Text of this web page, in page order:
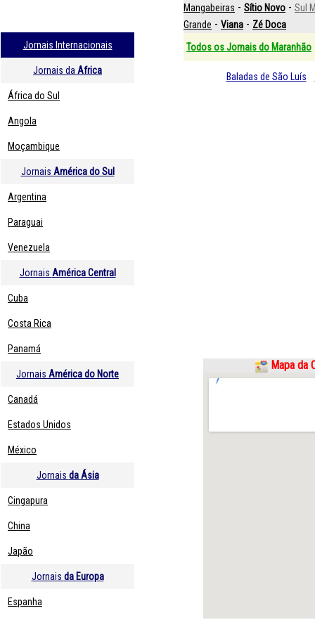
Jornais Internacionais
Jornais da Africa
África do Sul
Angola
Moçambique
Jornais América do Sul
Argentina
Paraguai
Venezuela
Jornais América Central
Cuba
Costa Rica
Panamá
Jornais América do Norte
Canadá
Estados Unidos
México
Jornais da Ásia
Cingapura
China
Japão
Jornais da Europa
Espanha
Mangabeiras - Sítio Novo - Sul
Grande - Viana - Zé Doca
Todos os Jornais do Maranhão
Baladas de São Luís
Mapa da